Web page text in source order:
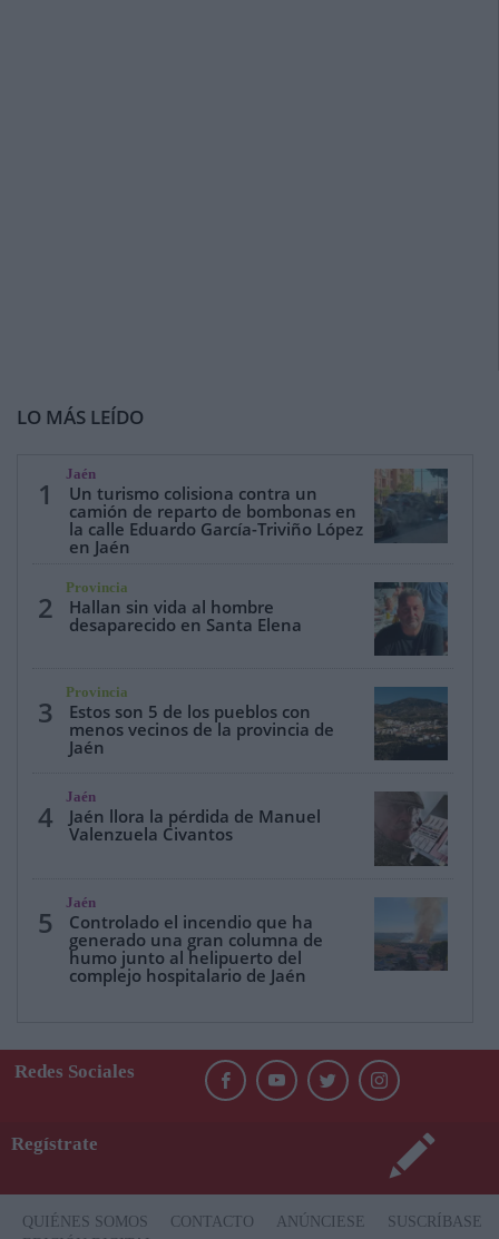
LO MÁS LEÍDO
1
Jaén
Un turismo colisiona contra un
camión de reparto de bombonas en
la calle Eduardo García-Triviño López
en Jaén
2
Provincia
Hallan sin vida al hombre
desaparecido en Santa Elena
3
Provincia
Estos son 5 de los pueblos con
menos vecinos de la provincia de
Jaén
4
Jaén
Jaén llora la pérdida de Manuel
Valenzuela Civantos
5
Jaén
Controlado el incendio que ha
generado una gran columna de
humo junto al helipuerto del
complejo hospitalario de Jaén
Redes Sociales
Regístrate
QUIÉNES SOMOS CONTACTO ANÚNCIESE
SUSCRÍBASE